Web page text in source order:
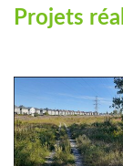
Projets